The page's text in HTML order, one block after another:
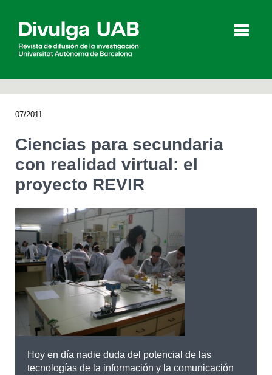
Agenda
English Català
BUSCAR
07/2011
Ciencias para secundaria
con realidad virtual: el
proyecto REVIR
Hoy en día nadie duda del potencial de las
tecnologías de la información y la comunicación